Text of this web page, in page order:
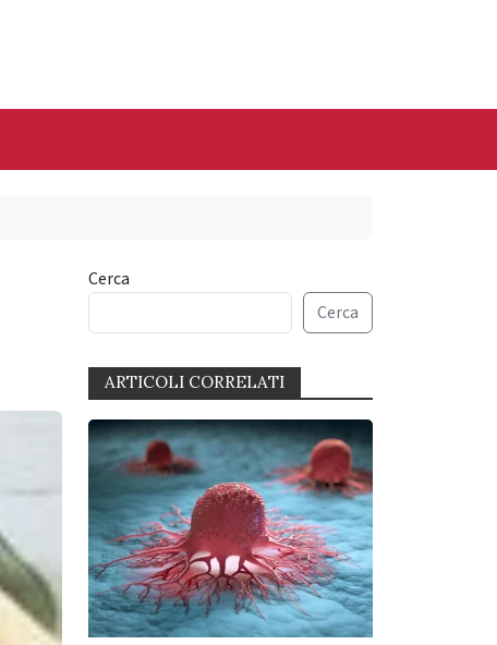
Cerca
Cerca
ARTICOLI CORRELATI